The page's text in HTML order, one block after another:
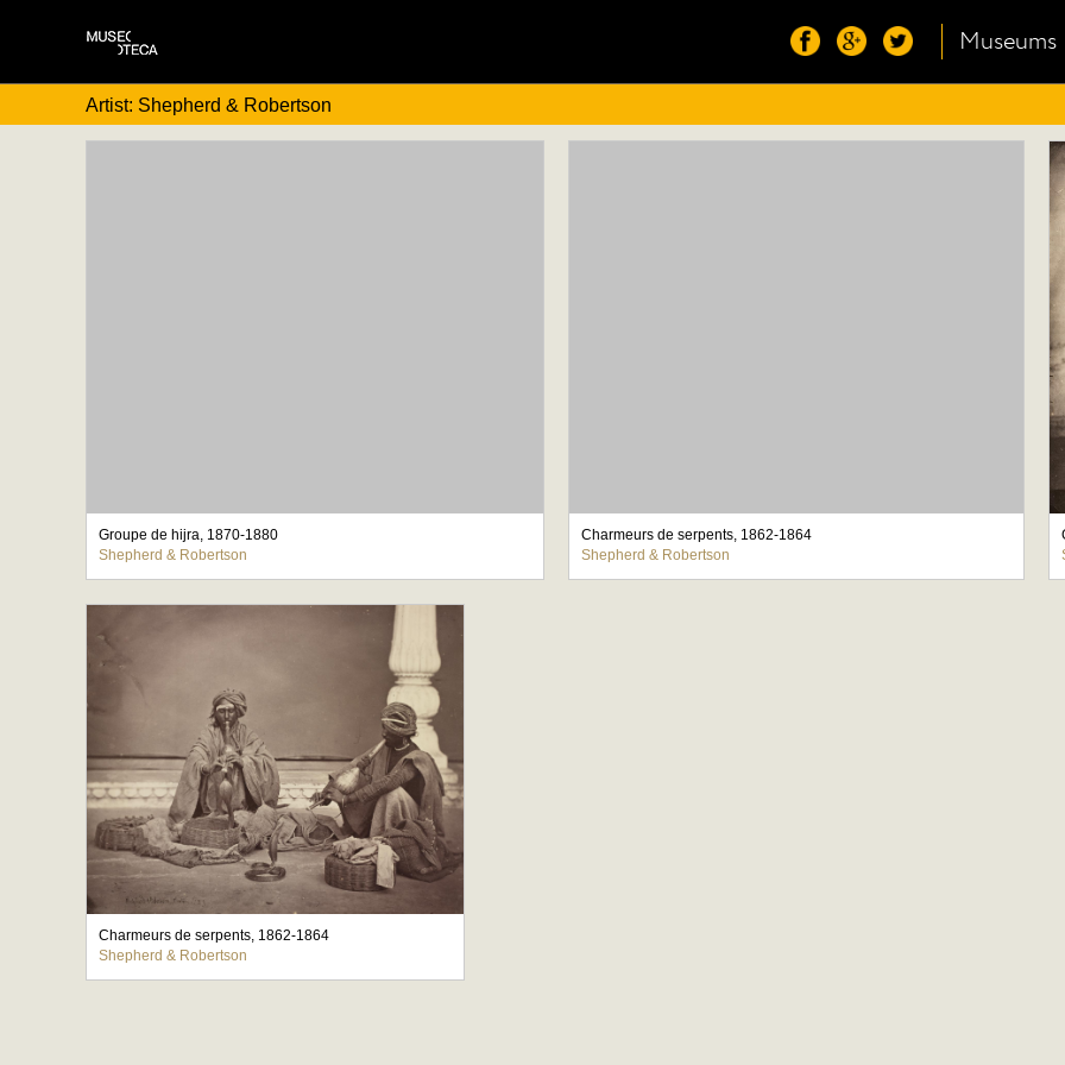
Museums
Artist: Shepherd & Robertson
Groupe de hijra, 1870-1880
Shepherd & Robertson
Charmeurs de serpents, 1862-1864
Shepherd & Robertson
Charmeurs de serpents, 1862-1864
Shepherd & Robertson